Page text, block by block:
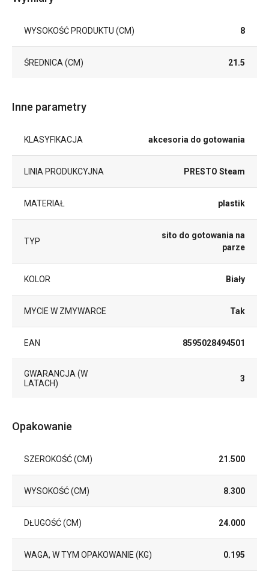
WYSOKOŚĆ PRODUKTU (CM) 8
ŚREDNICA (CM) 21.5
Inne parametry
KLASYFIKACJA akcesoria do gotowania
LINIA PRODUKCYJNA PRESTO Steam
MATERIAŁ plastik
TYP
sito do gotowania na
parze
KOLOR Biały
MYCIE W ZMYWARCE Tak
EAN 8595028494501
GWARANCJA (W
LATACH)
3
Opakowanie
SZEROKOŚĆ (CM) 21.500
WYSOKOŚĆ (CM) 8.300
DŁUGOŚĆ (CM) 24.000
WAGA, W TYM OPAKOWANIE (KG) 0.195